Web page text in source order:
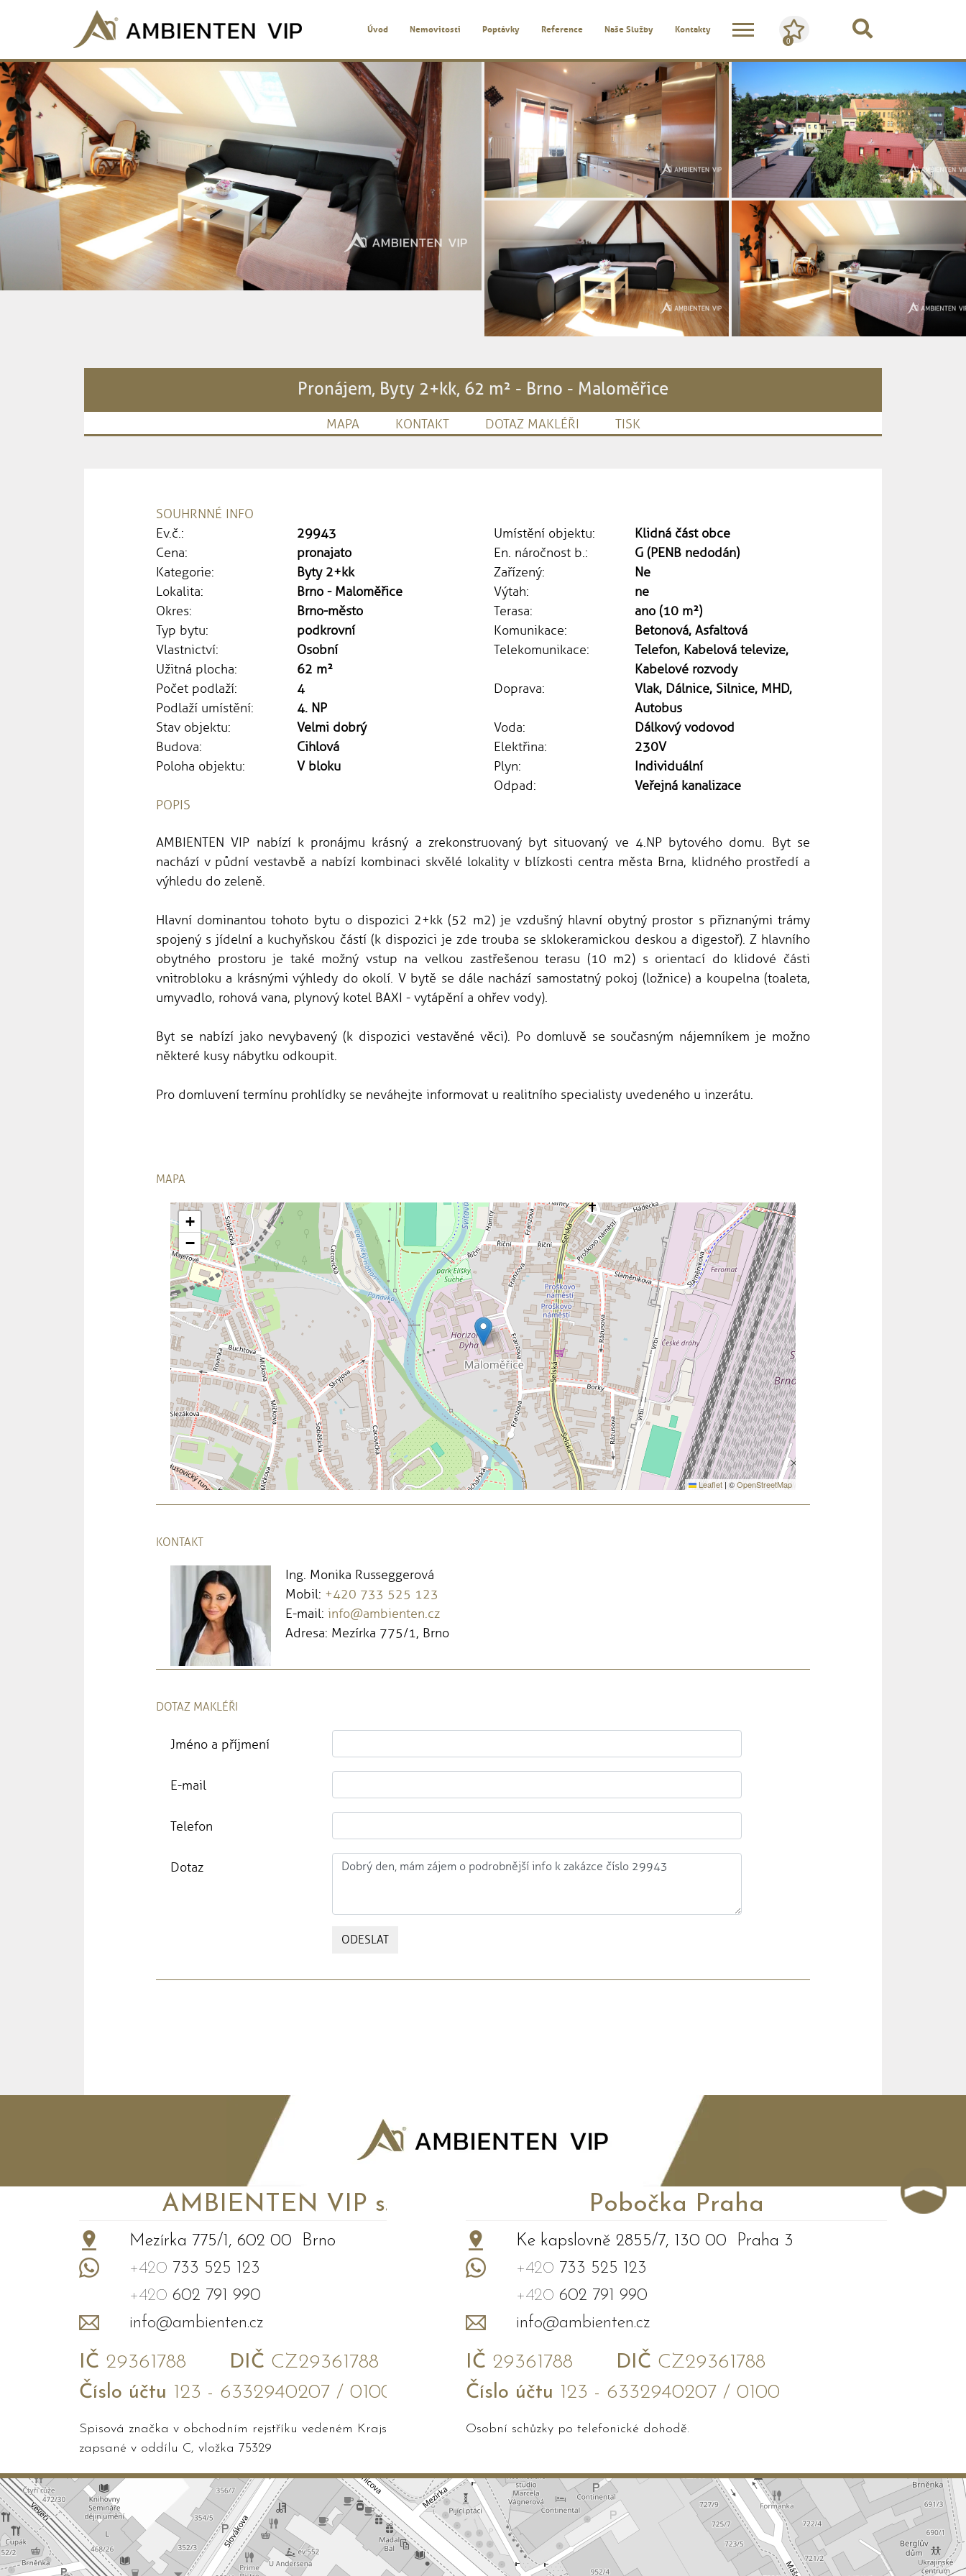
Úvod Nemovitosti Poptávky Reference Naše Služby Kontakty
0
Pronájem, Byty 2+kk, 62 m² - Brno - Maloměřice
MAPA KONTAKT DOTAZ MAKLÉŘI TISK
SOUHRNNÉ INFO
Ev.č.:
29943
Cena:
pronajato
Kategorie:
Byty 2+kk
Lokalita:
Brno - Maloměřice
Okres:
Brno-město
Typ bytu:
podkrovní
Vlastnictví:
Osobní
Užitná plocha:
62 m²
Počet podlaží:
4
Podlaží umístění:
4. NP
Stav objektu:
Velmi dobrý
Budova:
Cihlová
Poloha objektu:
V bloku
Umístění objektu:
Klidná část obce
En. náročnost b.:
G (PENB nedodán)
Zařízený:
Ne
Výtah:
ne
Terasa:
ano (10 m²)
Komunikace:
Betonová, Asfaltová
Telekomunikace:
Telefon, Kabelová televize,
Kabelové rozvody
Doprava:
Vlak, Dálnice, Silnice, MHD,
Autobus
Voda:
Dálkový vodovod
Elektřina:
230V
Plyn:
Individuální
Odpad:
Veřejná kanalizace
POPIS
AMBIENTEN VIP nabízí k pronájmu krásný a zrekonstruovaný byt situovaný ve 4.NP bytového domu. Byt se
nachází v půdní vestavbě a nabízí kombinaci skvělé lokality v blízkosti centra města Brna, klidného prostředí a
výhledu do zeleně.
Hlavní dominantou tohoto bytu o dispozici 2+kk (52 m2) je vzdušný hlavní obytný prostor s přiznanými trámy
spojený s jídelní a kuchyňskou částí (k dispozici je zde trouba se sklokeramickou deskou a digestoř). Z hlavního
obytného prostoru je také možný vstup na velkou zastřešenou terasu (10 m2) s orientací do klidové části
vnitrobloku a krásnými výhledy do okolí. V bytě se dále nachází samostatný pokoj (ložnice) a koupelna (toaleta,
umyvadlo, rohová vana, plynový kotel BAXI - vytápění a ohřev vody).
Byt se nabízí jako nevybavený (k dispozici vestavěné věci). Po domluvě se současným nájemníkem je možno
některé kusy nábytku odkoupit.
Pro domluvení termínu prohlídky se neváhejte informovat u realitního specialisty uvedeného u inzerátu.
MAPA
+
−
Leaflet | ©OpenStreetMap
KONTAKT
Ing. Monika Russeggerová
Mobil: +420 733 525 123
E-mail: info@ambienten.cz
Adresa: Mezírka 775/1, Brno
DOTAZ MAKLÉŘI
Jméno a příjmení
E-mail
Telefon
Dotaz
ODESLAT
AMBIENTEN VIP s.r.o.
Mezírka 775/1, 602 00 Brno
+420 733 525 123
+420 602 791 990
info@ambienten.cz
IČ 29361788 DIČ CZ29361788
Číslo účtu 123 - 6332940207 / 0100
Spisová značka v obchodním rejstříku vedeném Krajským soudem v Brně
zapsané v oddílu C, vložka 75329
Pobočka Praha
Ke kapslovně 2855/7, 130 00 Praha 3
+420 733 525 123
+420 602 791 990
info@ambienten.cz
IČ 29361788 DIČ CZ29361788
Číslo účtu 123 - 6332940207 / 0100
Osobní schůzky po telefonické dohodě.